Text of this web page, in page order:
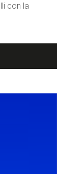
con la